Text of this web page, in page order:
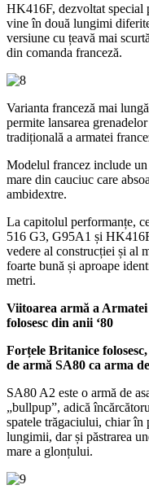
HK416F, dezvoltat special
vine în două lungimi
versiune cu țeavă mai
din comanda franceză.
Varianta franceză mai
permite lansarea
tradițională a armatei
Modelul francez include
mare din cauciuc care
ambidextre.
La capitolul performanțe,
516 G3, G95A1 și
vedere al construcției și al
foarte bună și aproape
metri.
Viitoarea armă a
folosesc din anii ‘80
Forțele Britanice
de armă SA80 ca arma
SA80 A2 este o armă de
„bullpup”, adică
spatele trăgaciului, chiar în
lungimii, dar și păstrarea
mare a glonțului.